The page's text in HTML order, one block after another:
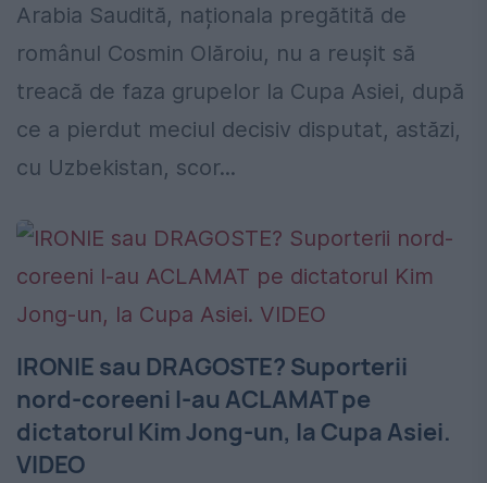
Arabia Saudită, naționala pregătită de
românul Cosmin Olăroiu, nu a reușit să
treacă de faza grupelor la Cupa Asiei, după
ce a pierdut meciul decisiv disputat, astăzi,
cu Uzbekistan, scor...
IRONIE sau DRAGOSTE? Suporterii
nord-coreeni l-au ACLAMAT pe
dictatorul Kim Jong-un, la Cupa Asiei.
VIDEO